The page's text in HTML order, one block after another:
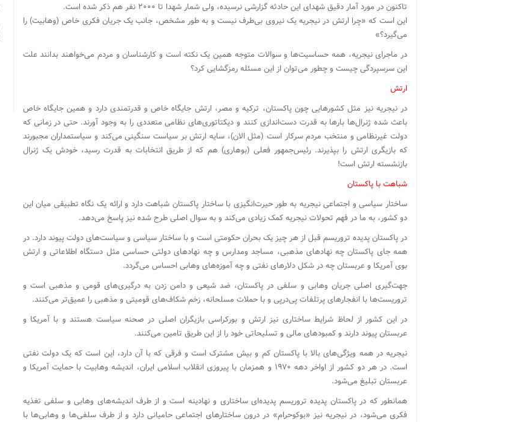
تاکنون در مورد آمار دقیق شهدای این حادثه گزارشی نرسیده، ولی شمار شهدا تا ۲۰۰۰ نفر هم ذکر شده است.
این است که «چرا ارتش در نیجریه یک نیروی بی‌طرف نیست و به طور مشخص، جانب یک جریان فکری خاص (وهابیت) را
می‌گیرد؟»
در ماجرای نیجریه، همه حساسیت‌ها و سوالات متوجه همین یک نکته است و کارشناسان و مردم می‌خواهند بدانند علت
این سرسپردگی چیست و چطور می‌توان از این مسئله رمزگشایی کرد؟
ارتش
در نیجریه نیز مثل کشورهایی چون پاکستان، ترکیه و مصر، ارتش جایگاه خاص و قدرتمندی دارد و همین جایگاه خاص
باعث شده ژنرال‌ها بارها به قدرت دست‌اندازی کنند و دیکتاتوری‌های نظامی متعددی را به وجود آورند. حتی در زمانی که
دولت غیرنظامی و منتخب مردم سرکار است (مثل الان)، سایه ارتش بر سیاست سنگینی می‌کند و سیاستمداران مجبورند
که بازیگری ارتش را بپذیرند. رئیس‌جمهور فعلی (بوهاری) هم که از طریق انتخابات به قدرت رسید، خودش یک ژنرال
بازنشسته ارتش است!
شباهت با پاکستان
ساختار سیاسی و اجتماعی نیجریه به طور حیرت‌انگیزی با ساختار پاکستان شباهت دارد و ارائه یک نگاه تطبیقی میان این
دو کشور، به ما در فهم تحولات نیجریه کمک زیادی می‌کند و به سوال اصلی طرح شده نیز پاسخ می‌دهد.
در پاکستان پدیده تروریسم قبل از هر چیز یک بحران حکومتی است و با ساختار سیاسی و سیاست‌های دولت پیوند دارد. در
همه جای پاکستان چه نهادهای مذهبی، مساجد ومدارس و چه نهادهای دولتی حساسی مثل دستگاه اطلاعاتی و ارتش
بوی آمریکا و عربستان چه در شکل دلارهای نفتی و چه آموزه‌های وهابی احساس می‌گردد.
جهت‌گیری اصلی جریان وهابی و سلفی در پاکستان، ضد شیعی و دامن زدن به درگیری‌های قومی و مذهبی است و
تروریست‌ها با انفجارهای پرتلفات پی‌درپی و با حملات مسلحانه، زخم شکاف‌های قومیتی و مذهبی را عمیق‌تر می‌کنند.
در این کشور از لحاظ شرایط ساختاری نیز ارتش و بورکراسی بازیگران اصلی در صحنه سیاست هستند و با آمریکا و
عربستان پیوند دارند و کمبودهای مالی و تسلیحاتی خود را از این طریق تامین می‌کنند.
نیجریه در همه ویژگی‌های بالا با پاکستان کم و بیش مشترک است و فرقی که با آن دارد، این است که یک دولت نفتی
است. در هر دو کشور از اواخر دهه ۱۹۷۰ و همزمان با پیروزی انقلاب اسلامی ایران، اندیشه وهابیت با حمایت آمریکا و
عربستان تبلیغ می‌شود.
همانطور که در پاکستان پدیده‌ تروریسم پدیده‌ای ساختاری و نهادینه است و از طرف اندیشه‌های وهابی و سلفی تغذیه
فکری می‌شود، در نیجریه نیز «بوکوحرام» در درون ساختارهای اجتماعی حامیانی دارد و از طرف سلفی‌ها و وهابی‌ها با